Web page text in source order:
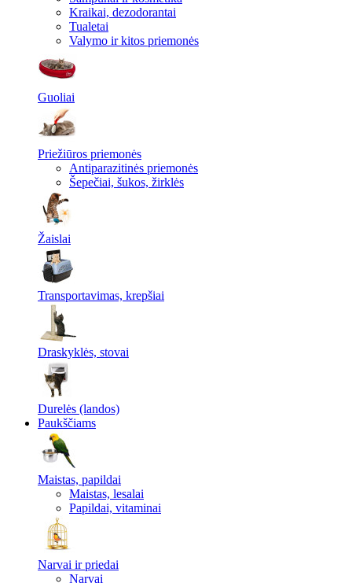
Kraikai, dezodorantai
Tualetai
Valymo ir kitos priemonės
Guoliai
Priežiūros priemonės
Antiparazitinės priemonės
Šepečiai, šukos, žirklės
Žaislai
Transportavimas, krepšiai
Draskyklės, stovai
Durelės (landos)
Paukščiams
Maistas, papildai
Maistas, lesalai
Papildai, vitaminai
Narvai ir priedai
Narvai